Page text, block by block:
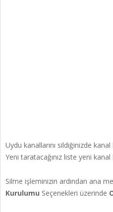
Uydu kanallarını sildiğinizde
Yeni taratacağınız liste yeni
Silme işleminizin ardından ana
Kurulumu Seçenekleri üzerinde